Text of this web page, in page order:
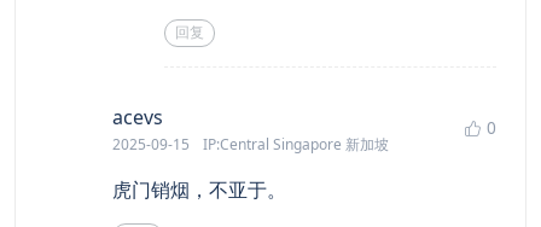
回复
0
acevs
2025-09-15 IP:Central Singapore 新加坡
虎门销烟，不亚于。